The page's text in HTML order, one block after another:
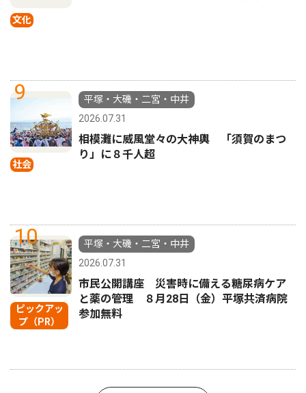
文化
9
社会
平塚・大磯・二宮・中井
2026.07.31
相模灘に威風堂々の大神輿 「須賀のまつ
り」に８千人超
10
ピックアッ
プ（PR）
平塚・大磯・二宮・中井
2026.07.31
市民公開講座 災害時に備える糖尿病ケア
と薬の管理 ８月28日（金）平塚共済病院
参加無料